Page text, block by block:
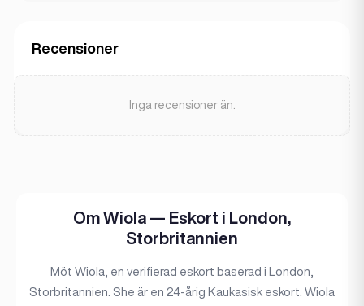
Recensioner
Inga recensioner än.
Om Wiola — Eskort i London,
Storbritannien
Möt Wiola, en verifierad eskort baserad i London,
Storbritannien. She är en 24-årig Kaukasisk eskort. Wiola